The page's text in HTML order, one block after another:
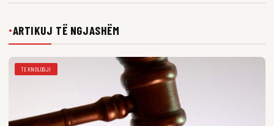
●ARTIKUJ TË NGJASHËM
TEKNOLOGJI